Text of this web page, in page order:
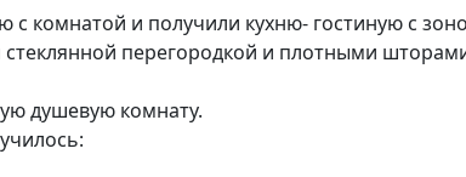
комнатой и получили кухню- гостиную с
перегородкой и плотными
душевую комнату.